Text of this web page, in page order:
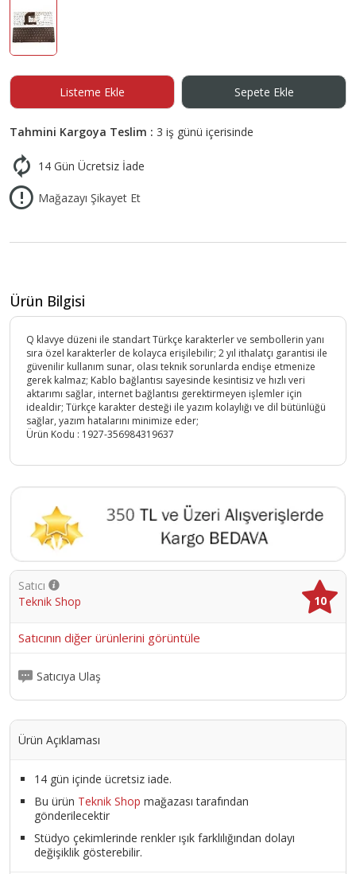
Listeme Ekle Sepete Ekle
Tahmini Kargoya Teslim : 3 iş günü içerisinde
14 Gün Ücretsiz İade
Mağazayı Şikayet Et
Ürün Bilgisi
Q klavye düzeni ile standart Türkçe karakterler ve sembollerin yanı
sıra özel karakterler de kolayca erişilebilir; 2 yıl ithalatçı garantisi ile
güvenilir kullanım sunar, olası teknik sorunlarda endişe etmenize
gerek kalmaz; Kablo bağlantısı sayesinde kesintisiz ve hızlı veri
aktarımı sağlar, internet bağlantısı gerektirmeyen işlemler için
idealdir; Türkçe karakter desteği ile yazım kolaylığı ve dil bütünlüğü
sağlar, yazım hatalarını minimize eder;
Ürün Kodu : 1927-356984319637
Satıcı
Teknik Shop
10
Satıcının diğer ürünlerini görüntüle
Satıcıya Ulaş
Ürün Açıklaması
14 gün içinde ücretsiz iade.
Bu ürün Teknik Shop mağazası tarafından
gönderilecektir
Stüdyo çekimlerinde renkler ışık farklılığından dolayı
değişiklik gösterebilir.